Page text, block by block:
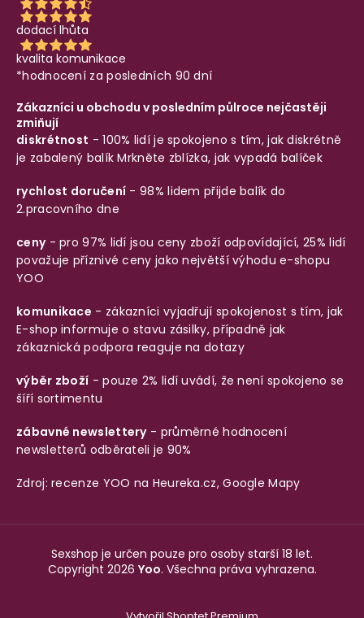
dodací lhůta
kvalita komunikace
*hodnocení za posledních 90 dní
Zákazníci u obchodu v posledním půlroce nejčastěji
zmiňují
diskrétnost - 100% lidí je spokojeno s tím, jak diskrétně
je zabalený balíkMrkněte zblízka, jak vypadá balíček
rychlost doručení - 98% lidem přijde balík do
2.pracovního dne
ceny- pro 97% lidí jsou ceny zboží odpovídající, 25% lidí
považuje příznivé ceny jako největší výhodu e-shopu
YOO
komunikace - zákazníci vyjadřují spokojenost s tím, jak
E-shop informuje o stavu zásilky, případně jak
zákaznická podpora reaguje na dotazy
výběr zboží - pouze 2% lidí uvádí, že není spokojeno se
šíří sortimentu
zábavné newslettery- průměrné hodnocení
newsletterů odběrateli je 90%
Zdroj: recenze YOO na Heureka.cz,Google Mapy
Sexshop je určen pouze pro osoby starší 18 let.
Copyright 2026 Yoo. Všechna práva vyhrazena.